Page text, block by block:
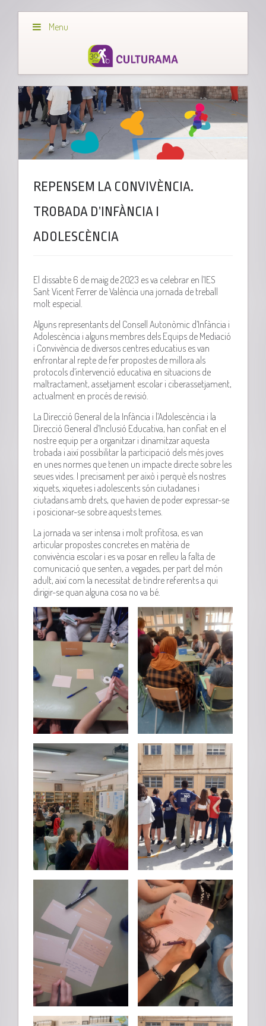
Menu
REPENSEM LA CONVIVÈNCIA.
TROBADA D’INFÀNCIA I
ADOLESCÈNCIA
El dissabte 6 de maig de 2023 es va celebrar en l’IES
Sant Vicent Ferrer de València una jornada de treball
molt especial.
Alguns representants del Consell Autonòmic d’Infància i
Adolescència i alguns membres dels Equips de Mediació
i Convivència de diversos centres educatius es van
enfrontar al repte de fer propostes de millora als
protocols d’intervenció educativa en situacions de
maltractament, assetjament escolar i ciberassetjament,
actualment en procés de revisió.
La Direcció General de la Infància i l’Adolescència i la
Direcció General d’Inclusió Educativa, han confiat en el
nostre equip per a organitzar i dinamitzar aquesta
trobada i així possibilitar la participació dels més joves
en unes normes que tenen un impacte directe sobre les
seues vides. I precisament per això i perquè els nostres
xiquets, xiquetes i adolescents són ciutadanes i
ciutadans amb drets, que havien de poder expressar-se
i posicionar-se sobre aquests temes.
La jornada va ser intensa i molt profitosa, es van
articular propostes concretes en matèria de
convivència escolar i es va posar en relleu la falta de
comunicació que senten, a vegades, per part del món
adult, així com la necessitat de tindre referents a qui
dirigir-se quan alguna cosa no va bé.